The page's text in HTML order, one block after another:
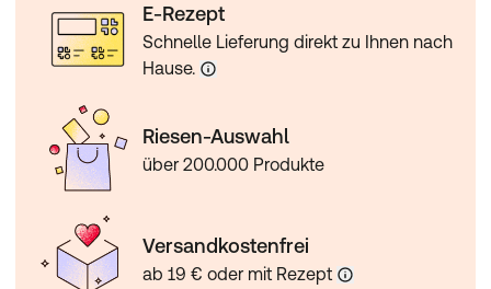
E-Rezept
Schnelle Lieferung direkt zu Ihnen nach
Hause.
Riesen-Auswahl
über 200.000 Produkte
Versandkostenfrei
ab 19 € oder mit Rezept